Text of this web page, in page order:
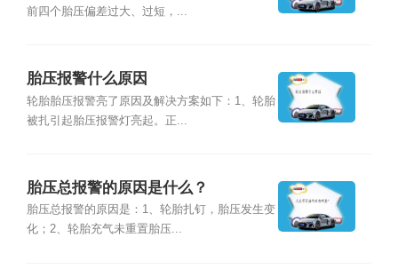
前四个胎压偏差过大、过短，...
胎压报警什么原因
轮胎胎压报警亮了原因及解决方案如下：1、轮胎
被扎引起胎压报警灯亮起。正...
胎压总报警的原因是什么？
胎压总报警的原因是：1、轮胎扎钉，胎压发生变
化；2、轮胎充气未重置胎压...